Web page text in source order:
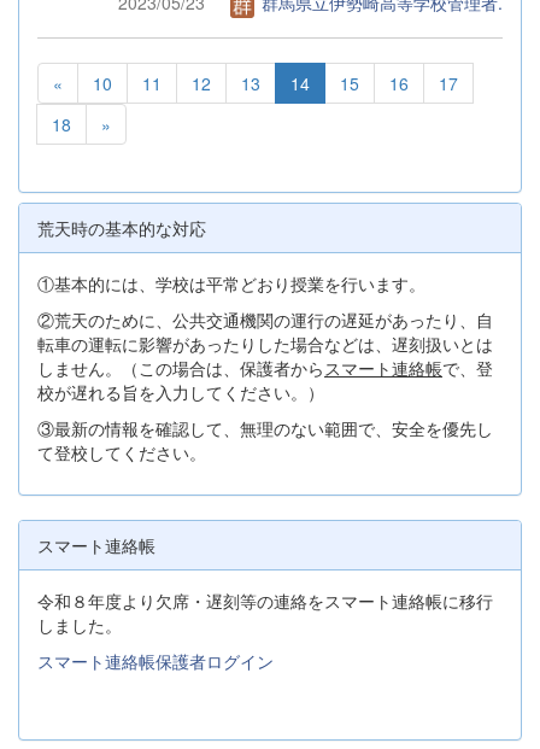
« 10 11 12 13 14 15 16
17
18
»
荒天時の基本的な対応
①基本的には、学校は平常どおり授業を行います。
②荒天のために、公共交通機関の運行の遅延があったり、自
転車の運転に影響があったりした場合などは、遅刻扱いとは
しません。（この場合は、保護者から スマート連絡帳で、登
校が遅れる旨を入力してください。）
③最新の情報を確認して、無理のない範囲で、安全を優先し
て登校してください。
スマート連絡帳
令和８年度より欠席・遅刻等の連絡をスマート連絡帳に移行
しました。
スマート連絡帳保護者ログイン